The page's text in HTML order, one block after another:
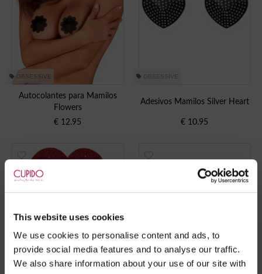
This website uses cookies
We use cookies to personalise content and ads, to
provide social media features and to analyse our traffic.
We also share information about your use of our site with
OBSESSIVE
Autocolantes para Mamilos
Flowers
€ 12.95
OBSESSIVE
Adesivos Mamilos Silver Heart
€ 10.95